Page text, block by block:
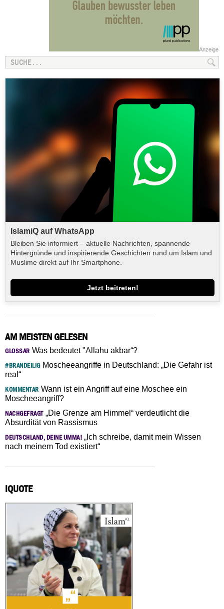
Anzeige
IslamiQ auf WhatsApp
Bleiben Sie informiert – aktuelle Nachrichten, spannende
Hintergründe und inspirierende Geschichten rund um Islam und
Muslime direkt auf Ihr Smartphone.
Jetzt beitreten!
AM MEISTEN GELESEN
GLOSSAR Was bedeutet "Allahu akbar“?
#BRANDEILIGMoscheeangriffe in Deutschland: „Die Gefahr ist
real“
KOMMENTAR Wann ist ein Angriff auf eine Moschee ein
Moscheeangriff?
NACHGEFRAGT„Die Grenze am Himmel“ verdeutlicht die
Absurdität von Rassismus
DEUTSCHLAND, DEINE UMMA! „Ich schreibe, damit mein Wissen
nach meinem Tod existiert“
IQUOTE